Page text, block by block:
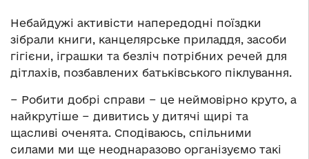
Небайдужі активісти напередодні поїздки
зібрали книги, канцелярське приладдя, засоби
гігієни, іграшки та безліч потрібних речей для
дітлахів, позбавлених батьківського піклування.
− Робити добрі справи − це неймовірно круто, а
найкрутіше − дивитись у дитячі щирі та
щасливі оченята. Сподіваюсь, спільними
силами ми ще неоднаразово організуємо такі